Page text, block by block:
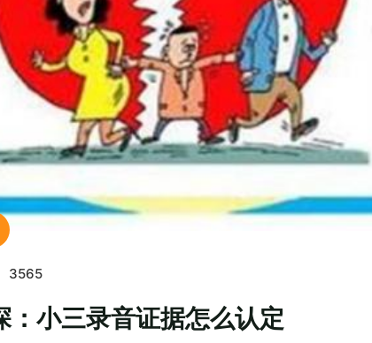
3565
：小三录音证据怎么认定